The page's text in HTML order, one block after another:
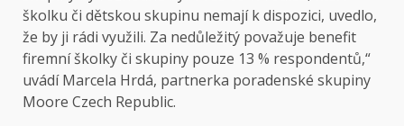
školku či dětskou skupinu nemají k dispozici, uvedlo,
že by ji rádi využili. Za nedůležitý považuje benefit
firemní školky či skupiny pouze 13 % respondentů,“
uvádí Marcela Hrdá, partnerka poradenské skupiny
Moore Czech Republic.